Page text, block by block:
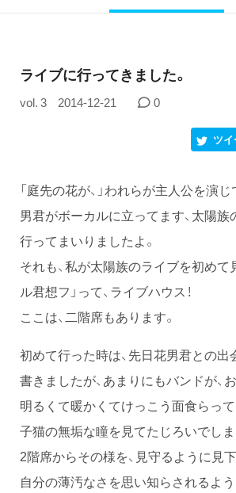
ライブに行ってきました。
vol. 3 2014-12-21 0
ツイ
「庭先の花が、」われらが主人公を演
男君がボーカルに立ってます、太陽族
行ってまいりましたよ。
それも、私が太陽族のライブを初めて
ル君想フ」って、ライブハウス！
ここは、二階席もあります。
初めて行った時は、先日花男君との出
書きましたが、あまりにもバンドが、お
明るくて暖かくてけっこう面食らって
子猫の無垢な瞳を見てたじろいでしま
2階席からその様を、見守るように見
自分の薄汚なさを思い知らされるよう